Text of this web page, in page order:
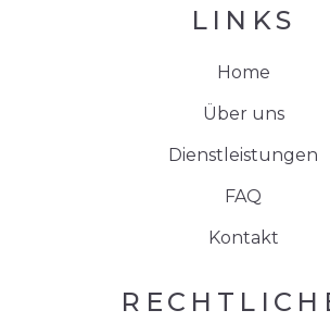
LINKS
Home
Über uns
Dienstleistungen
FAQ
Kontakt